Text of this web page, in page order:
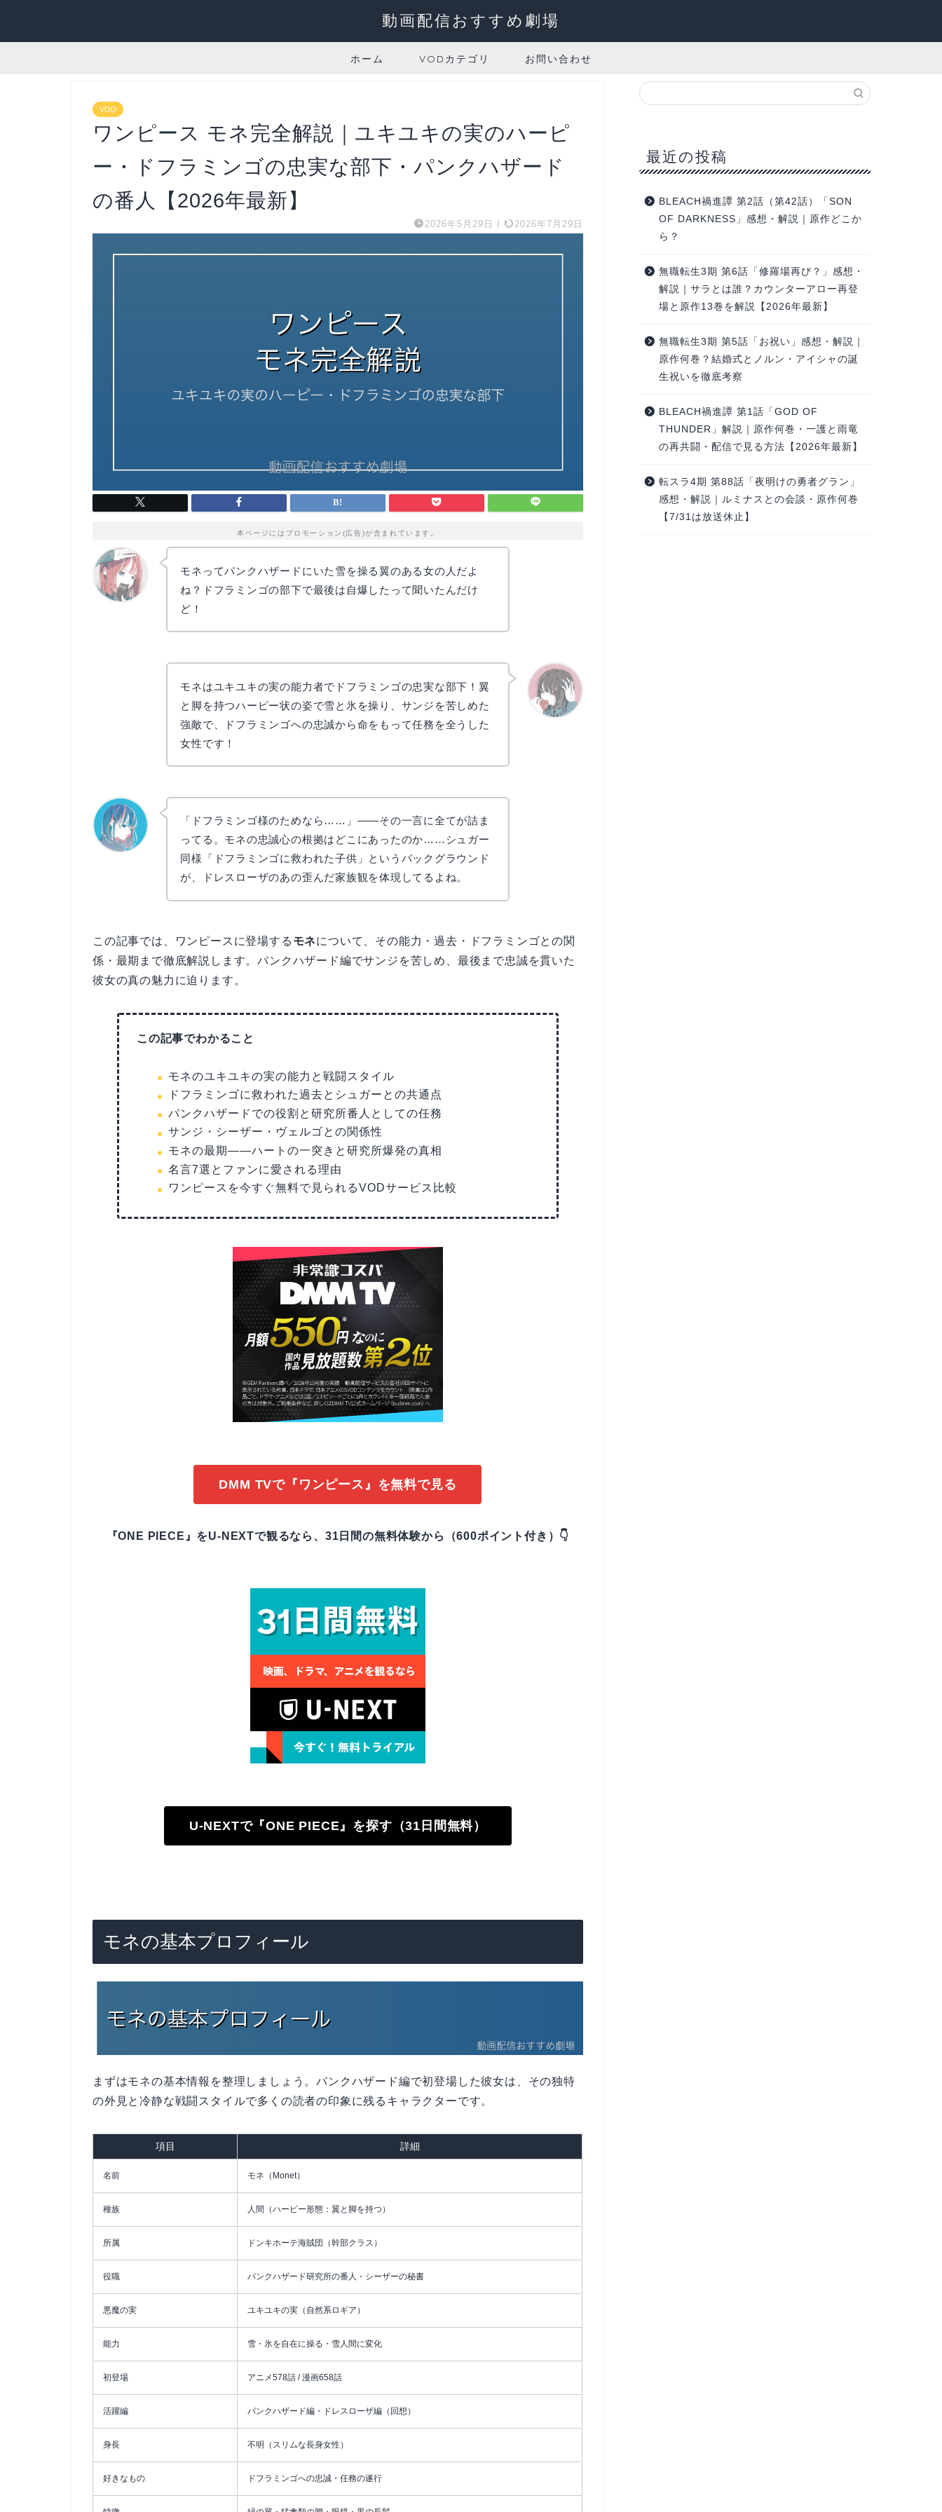
動画配信おすすめ劇場
ホーム VODカテゴリ お問い合わせ
VOD
ワンピース モネ完全解説｜ユキユキの実のハーピ
ー・ドフラミンゴの忠実な部下・パンクハザード
の番人【2026年最新】
2026年5月29日 / 2026年7月29日
本ページにはプロモーション(広告)が含まれています。
モネってパンクハザードにいた雪を操る翼のある女の人だよ
ね？ドフラミンゴの部下で最後は自爆したって聞いたんだけ
ど！
モネはユキユキの実の能力者でドフラミンゴの忠実な部下！翼
と脚を持つハーピー状の姿で雪と氷を操り、サンジを苦しめた
強敵で、ドフラミンゴへの忠誠から命をもって任務を全うした
女性です！
「ドフラミンゴ様のためなら……」——その一言に全てが詰ま
ってる。モネの忠誠心の根拠はどこにあったのか……シュガー
同様「ドフラミンゴに救われた子供」というバックグラウンド
が、ドレスローザのあの歪んだ家族観を体現してるよね。
この記事では、ワンピースに登場する モネについて、その能力・過去・ドフラミンゴとの関
係・最期まで徹底解説します。パンクハザード編でサンジを苦しめ、最後まで忠誠を貫いた
彼女の真の魅力に迫ります。
この記事でわかること
モネのユキユキの実の能力と戦闘スタイル
ドフラミンゴに救われた過去とシュガーとの共通点
パンクハザードでの役割と研究所番人としての任務
サンジ・シーザー・ヴェルゴとの関係性
モネの最期——ハートの一突きと研究所爆発の真相
名言7選とファンに愛される理由
ワンピースを今すぐ無料で見られるVODサービス比較
DMM TVで『ワンピース』を無料で見る
『ONE PIECE』をU-NEXTで観るなら、31日間の無料体験から（600ポイント付き）👇
U-NEXTで『ONE PIECE』を探す（31日間無料）
モネの基本プロフィール
まずはモネの基本情報を整理しましょう。パンクハザード編で初登場した彼女は、その独特
の外見と冷静な戦闘スタイルで多くの読者の印象に残るキャラクターです。
項目 詳細
名前 モネ（Monet）
種族 人間（ハーピー形態：翼と脚を持つ）
所属 ドンキホーテ海賊団（幹部クラス）
役職 パンクハザード研究所の番人・シーザーの秘書
悪魔の実 ユキユキの実（自然系ロギア）
能力 雪・氷を自在に操る・雪人間に変化
初登場 アニメ578話 / 漫画658話
活躍編 パンクハザード編・ドレスローザ編（回想）
身長 不明（スリムな長身女性）
好きなもの ドフラミンゴへの忠誠・任務の遂行
最近の投稿
BLEACH禍進譚 第2話（第42話）「SON
OF DARKNESS」感想・解説｜原作どこか
ら？
無職転生3期 第6話「修羅場再び？」感想・
解説｜サラとは誰？カウンターアロー再登
場と原作13巻を解説【2026年最新】
無職転生3期 第5話「お祝い」感想・解説｜
原作何巻？結婚式とノルン・アイシャの誕
生祝いを徹底考察
BLEACH禍進譚 第1話「GOD OF
THUNDER」解説｜原作何巻・一護と雨竜
の再共闘・配信で見る方法【2026年最新】
転スラ4期 第88話「夜明けの勇者グラン」
感想・解説｜ルミナスとの会談・原作何巻
【7/31は放送休止】